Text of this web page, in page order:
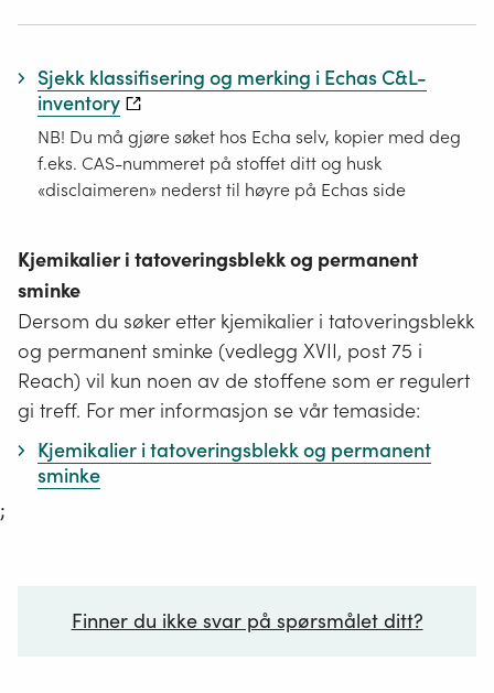
Sjekk klassifisering og merking i Echas C&L-
inventory
NB! Du må gjøre søket hos Echa selv, kopier med deg
f.eks. CAS-nummeret på stoffet ditt og husk
«disclaimeren» nederst til høyre på Echas side
Kjemikalier i tatoveringsblekk og permanent
sminke
Dersom du søker etter kjemikalier i tatoveringsblekk
og permanent sminke (vedlegg XVII, post 75 i
Reach) vil kun noen av de stoffene som er regulert
gi treff. For mer informasjon se vår temaside:
Kjemikalier i tatoveringsblekk og permanent
sminke
;
Finner du ikke svar på spørsmålet ditt?